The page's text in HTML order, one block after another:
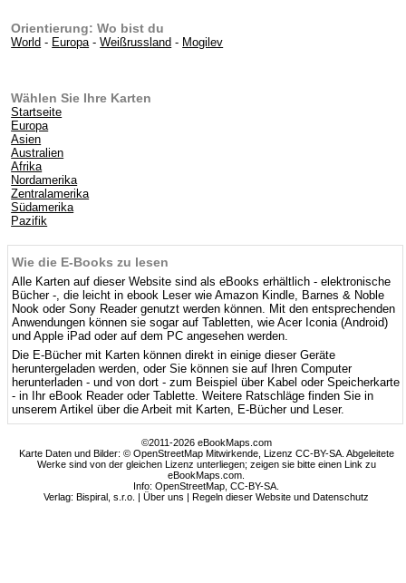
Orientierung: Wo bist du
World - Europa-Weißrussland - Mogilev
Wählen Sie Ihre Karten
Startseite
Europa
Asien
Australien
Afrika
Nordamerika
Zentralamerika
Südamerika
Pazifik
Wie die E-Books zu lesen
Alle Karten auf dieser Website sind als eBooks erhältlich - elektronische
Bücher -, die leicht in ebook Leser wie Amazon Kindle, Barnes & Noble
Nook oder Sony Reader genutzt werden können. Mit den entsprechenden
Anwendungen können sie sogar auf Tabletten, wie Acer Iconia (Android)
und Apple iPad oder auf dem PC angesehen werden.
Die E-Bücher mit Karten können direkt in einige dieser Geräte
heruntergeladen werden, oder Sie können sie auf Ihren Computer
herunterladen - und von dort - zum Beispiel über Kabel oder Speicherkarte
- in Ihr eBook Reader oder Tablette. Weitere Ratschläge finden Sie in
unserem Artikel über die Arbeit mit Karten, E-Bücher und Leser.
©2011-2026 eBookMaps.com
Karte Daten und Bilder: © OpenStreetMap Mitwirkende, Lizenz CC-BY-SA. Abgeleitete
Werke sind von der gleichen Lizenz unterliegen; zeigen sie bitte einen Link zu
eBookMaps.com.
Info:OpenStreetMap ,CC-BY-SA
Verlag: Bispiral, s.r.o. |Über uns |Regeln dieser Website und Datenschutz